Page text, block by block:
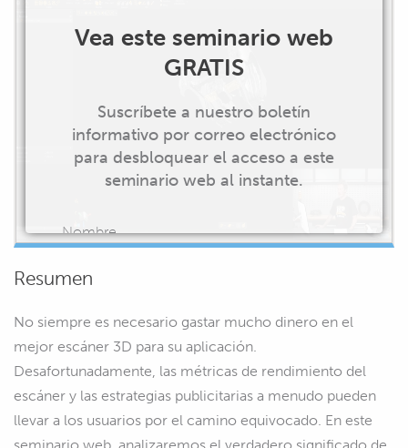
Vea este seminario web
GRATIS
Suscríbete a nuestro boletín
informativo por correo electrónico
para desbloquear el acceso a este
seminario web al instante.
Nombre
Correo electrónico
EMPIEZA A VER
Resumen
No siempre es necesario gastar mucho dinero en el
mejor escáner 3D para su aplicación.
Desafortunadamente, las métricas de rendimiento del
escáner y las estrategias publicitarias a menudo pueden
llevar a los usuarios por el camino equivocado. En este